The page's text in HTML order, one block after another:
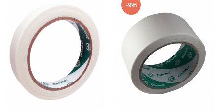
-9%